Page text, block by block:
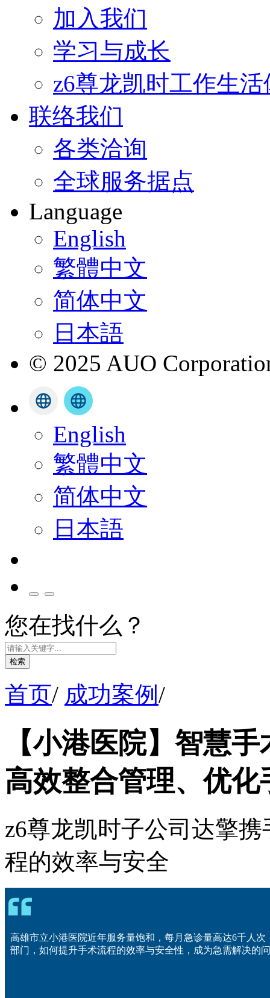
加入我们
学习与成长
z6尊龙凯时工作生活
联络我们
各类洽询
全球服务据点
Language
English
繁體中文
简体中文
日本語
© 2025 AUO
English
繁體中文
简体中文
日本語
您在找什么？
检索
首页/ 成功案例 /
【小港医院】智慧
高效整合管理、优化
z6尊龙凯时子公司达擎
程的效率与安全
高雄市立小港医院近年服务量饱和，每月急诊量高达6千人次
部门，如何提升手术流程的效率与安全性，成为急需解决的